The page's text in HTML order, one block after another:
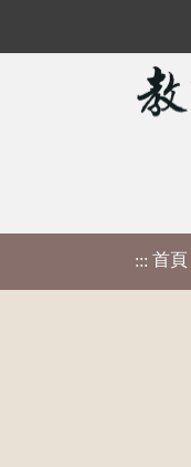
::: 首頁